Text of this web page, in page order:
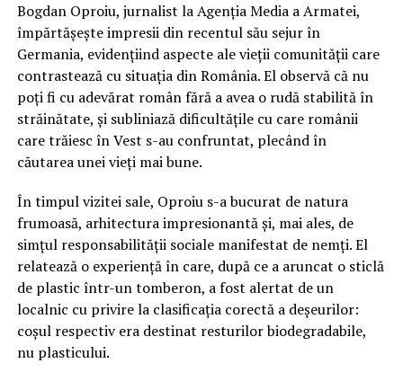
Bogdan Oproiu, jurnalist la Agenția Media a Armatei,
împărtășește impresii din recentul său sejur în
Germania, evidențiind aspecte ale vieții comunității care
contrastează cu situația din România. El observă că nu
poți fi cu adevărat român fără a avea o rudă stabilită în
străinătate, și subliniază dificultățile cu care românii
care trăiesc în Vest s-au confruntat, plecând în
căutarea unei vieți mai bune.
În timpul vizitei sale, Oproiu s-a bucurat de natura
frumoasă, arhitectura impresionantă și, mai ales, de
simțul responsabilității sociale manifestat de nemți. El
relatează o experiență în care, după ce a aruncat o sticlă
de plastic într-un tomberon, a fost alertat de un
localnic cu privire la clasificația corectă a deșeurilor:
coșul respectiv era destinat resturilor biodegradabile,
nu plasticului.